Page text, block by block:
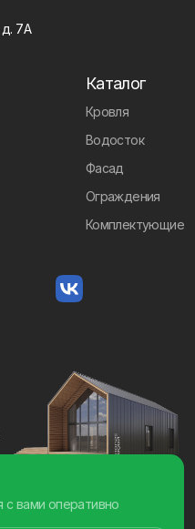
7А
Каталог
Кровля
Водосток
Фасад
Ограждения
Комплектующие
с вами оперативно